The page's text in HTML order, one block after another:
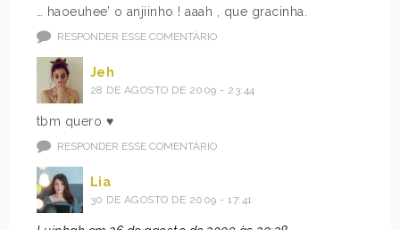
… haoeuhee’ o anjiinho ! aaah , que gracinha.
RESPONDER ESSE COMENTÁRIO
Jeh
28 DE AGOSTO DE 2009 - 23:44
tbm quero ♥
RESPONDER ESSE COMENTÁRIO
Lia
30 DE AGOSTO DE 2009 - 17:41